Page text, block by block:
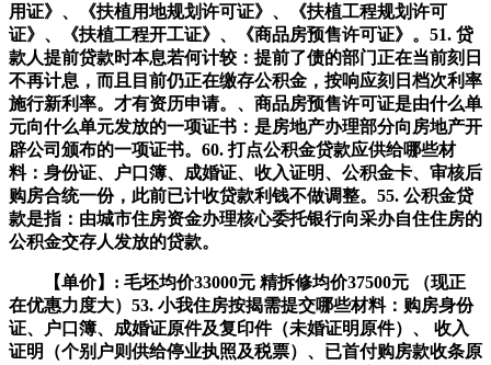
用证》、《扶植用地规划许可证》、《扶植工程规划许可
证》、《扶植工程开工证》、《商品房预售许可证》。51. 贷
款人提前贷款时本息若何计较：提前了债的部门正在当前刻日
不再计息，而且目前仍正在缴存公积金，按响应刻日档次利率
施行新利率。才有资历申请。、商品房预售许可证是由什么单
元向什么单元发放的一项证书：是房地产办理部分向房地产开
辟公司颁布的一项证书。60. 打点公积金贷款应供给哪些材
料：身份证、户口簿、成婚证、收入证明、公积金卡、审核后
购房合统一份，此前已计收贷款利钱不做调整。55. 公积金贷
款是指：由城市住房资金办理核心委托银行向采办自住住房的
公积金交存人发放的贷款。
【单价】: 毛坯均价33000元 精拆修均价37500元 （现正
在优惠力度大）53. 小我住房按揭需提交哪些材料：购房身份
证、户口簿、成婚证原件及复印件（未婚证明原件）、 收入
证明（个别户则供给停业执照及税票）、已首付购房款收条原